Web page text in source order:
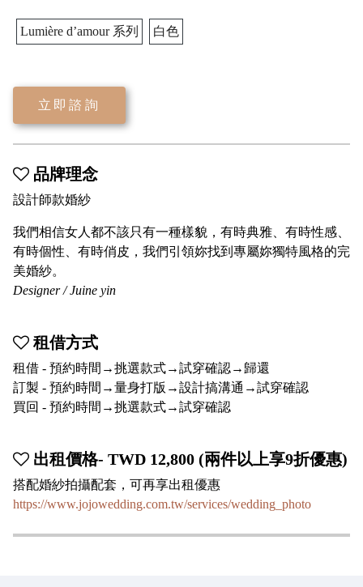
Lumière d’amour 系列 白色
立即諮詢
品牌理念
設計師款婚紗
我們相信女人都不該只有一種樣貌，有時典雅、有時性感、
有時個性、有時俏皮，我們引領妳找到專屬妳獨特風格的完
美婚紗。
Designer / Juine yin
租借方式
租借 - 預約時間→挑選款式→試穿確認→歸還
訂製 - 預約時間→量身打版→設計搞溝通→試穿確認
買回 - 預約時間→挑選款式→試穿確認
出租價格- TWD 12,800 (兩件以上享9折優惠)
搭配婚紗拍攝配套，可再享出租優惠
https://www.jojowedding.com.tw/services/wedding_photo